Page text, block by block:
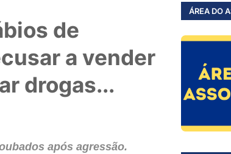
de
a vender
drogas...
após agressão.
ÁREA DO